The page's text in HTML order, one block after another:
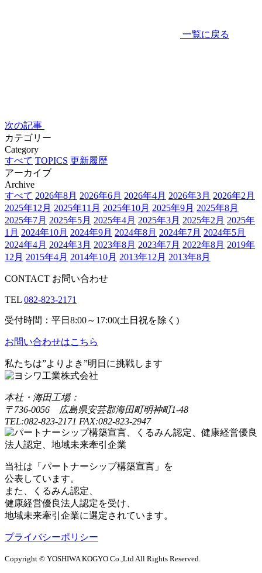
一覧に戻る
次の記事
カテゴリー
Category
すべて TOPICS 更新履歴
アーカイブ
Archive
すべて 2026年8月 2026年6月 2026年4月 2026年3月 2026年2月
2025年12月 2025年11月 2025年10月 2025年9月 2025年8月
2025年7月 2025年5月 2025年4月 2025年3月 2025年2月 2025年
1月 2024年10月 2024年9月 2024年8月 2024年7月 2024年5月
2024年4月 2024年3月 2023年8月 2023年7月 2022年8月 2019年
12月 2015年4月 2014年10月 2013年12月 2013年8月
CONTACT お問い合わせ
TEL 082-823-2171
受付時間：平日8:00～17:00(土日祝を除く)
お問い合わせはこちら
私たちは”よりよき”明日に挑戦します
本社・海田工場：
〒736-0056 広島県安芸郡海田町明神町1-48
TEL:082-823-2171 FAX:082-823-2947
当社は「パートナーシップ構築宣言」を
公表しています。
また、くるみん認定、
健康経営優良法人認定を受け、
地域未来牽引企業に選定されています。
プライバシーポリシー
Copyright © YOSHIWA KOGYO Co.,Ltd All Rights Reserved.